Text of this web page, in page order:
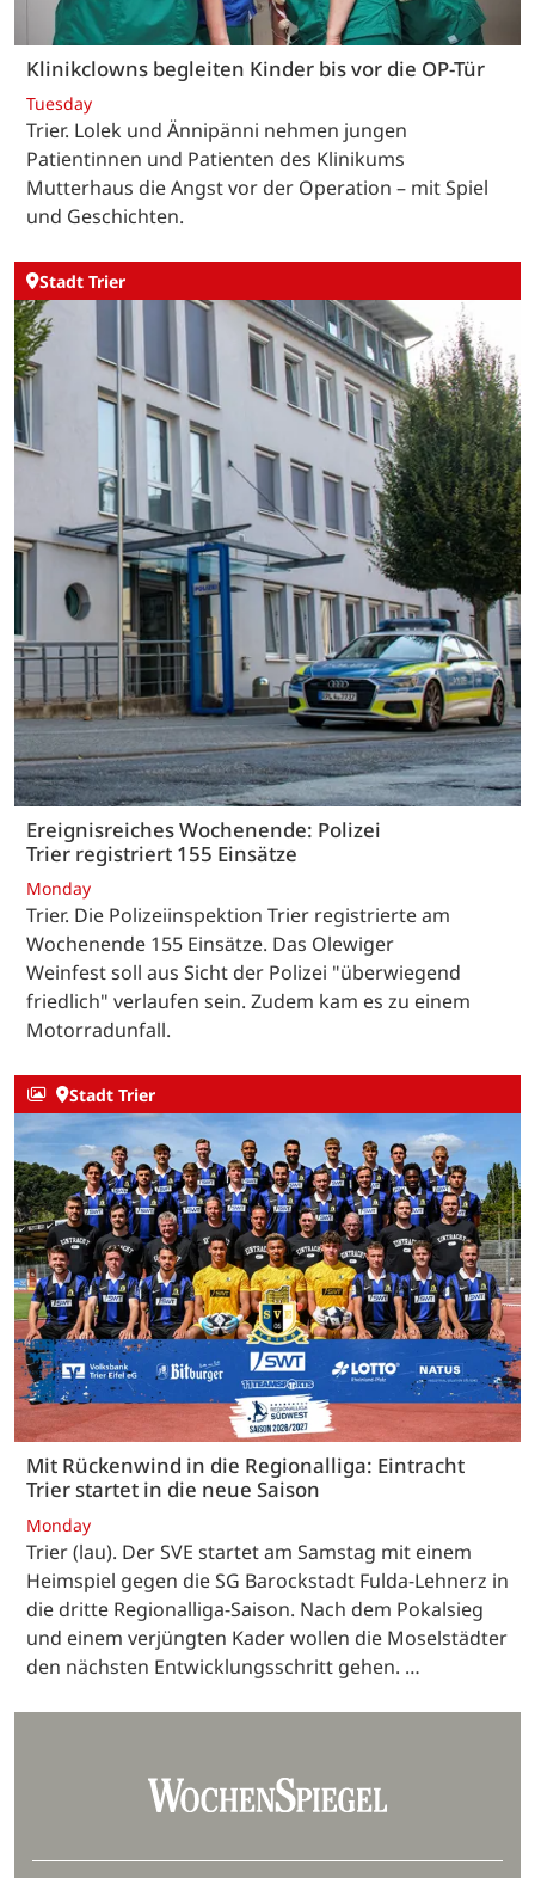
Klinikclowns begleiten Kinder bis vor die OP-Tür
Tuesday
Trier. Lolek und Ännipänni nehmen jungen
Patientinnen und Patienten des Klinikums
Mutterhaus die Angst vor der Operation – mit Spiel
und Geschichten.
Stadt Trier
Ereignisreiches Wochenende: Polizei
Trier registriert 155 Einsätze
Monday
Trier. Die Polizeiinspektion Trier registrierte am
Wochenende 155 Einsätze. Das Olewiger
Weinfest soll aus Sicht der Polizei "überwiegend
friedlich" verlaufen sein. Zudem kam es zu einem
Motorradunfall.
Stadt Trier
Mit Rückenwind in die Regionalliga: Eintracht
Trier startet in die neue Saison
Monday
Trier (lau). Der SVE startet am Samstag mit einem
Heimspiel gegen die SG Barockstadt Fulda-Lehnerz in
die dritte Regionalliga-Saison. Nach dem Pokalsieg
und einem verjüngten Kader wollen die Moselstädter
den nächsten Entwicklungsschritt gehen. …